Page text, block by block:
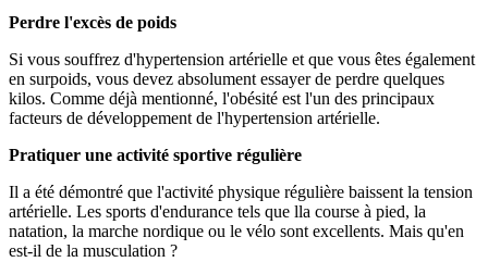
Perdre l'excès de poids
Si vous souffrez d'hypertension artérielle et que vous êtes également
en surpoids, vous devez absolument essayer de perdre quelques
kilos. Comme déjà mentionné, l'obésité est l'un des principaux
facteurs de développement de l'hypertension artérielle.
Pratiquer une activité sportive régulière
Il a été démontré que l'activité physique régulière baissent la tension
artérielle. Les sports d'endurance tels que lla course à pied, la
natation, la marche nordique ou le vélo sont excellents. Mais qu'en
est-il de la musculation ?